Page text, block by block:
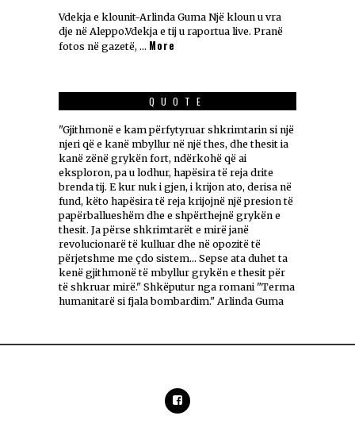
Vdekja e klounit-Arlinda Guma Një kloun u vra
dje në Aleppo.Vdekja e tij u raportua live. Pranë
fotos në gazetë, … More
QUOTE
"Gjithmonë e kam përfytyruar shkrimtarin si një
njeri që e kanë mbyllur në një thes, dhe thesit ia
kanë zënë grykën fort, ndërkohë që ai
eksploron, pa u lodhur, hapësira të reja drite
brenda tij. E kur nuk i gjen, i krijon ato, derisa në
fund, këto hapësira të reja krijojnë një presion të
papërballueshëm dhe e shpërthejnë grykën e
thesit. Ja përse shkrimtarët e mirë janë
revolucionarë të kulluar dhe në opozitë të
përjetshme me çdo sistem... Sepse ata duhet ta
kenë gjithmonë të mbyllur grykën e thesit për
të shkruar mirë." Shkëputur nga romani "Terma
humanitarë si fjala bombardim." Arlinda Guma